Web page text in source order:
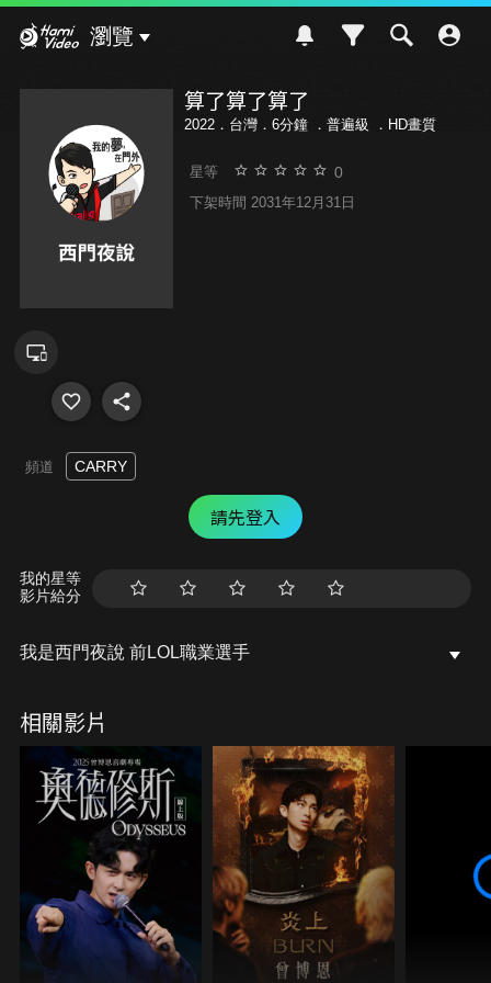
瀏覽
算了算了算了
2022．台灣．6分鐘 ． 普遍級 ．HD畫質
星等 0
下架時間 2031年12月31日
頻道 CARRY
請先登入
我的星等
影片給分
我是西門夜說 前LOL職業選手
相關影片